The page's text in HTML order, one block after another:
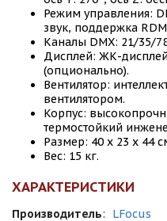
Режим управления:
звук, поддержка
Каналы DMX: 21/35/
Дисплей: ЖК-
(опционально).
Вентилятор:
вентилятором.
Корпус:
термостойкий
Размер: 40 x 23 x 44
Вес: 15 кг.
ХАРАКТЕРИСТИКИ
Производитель: LFocus